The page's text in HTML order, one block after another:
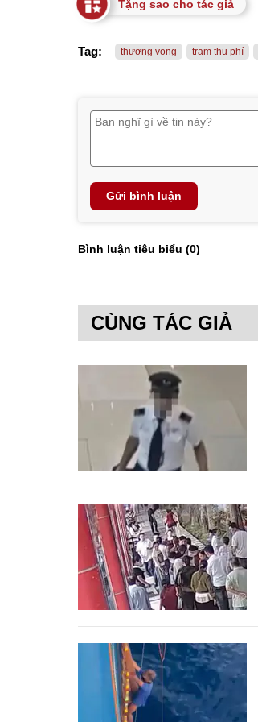
Tặng sao cho tác giả
Tag: thương vong trạm thu phí
Gửi bình luận
Bình luận tiêu biểu (0)
CÙNG TÁC GIẢ